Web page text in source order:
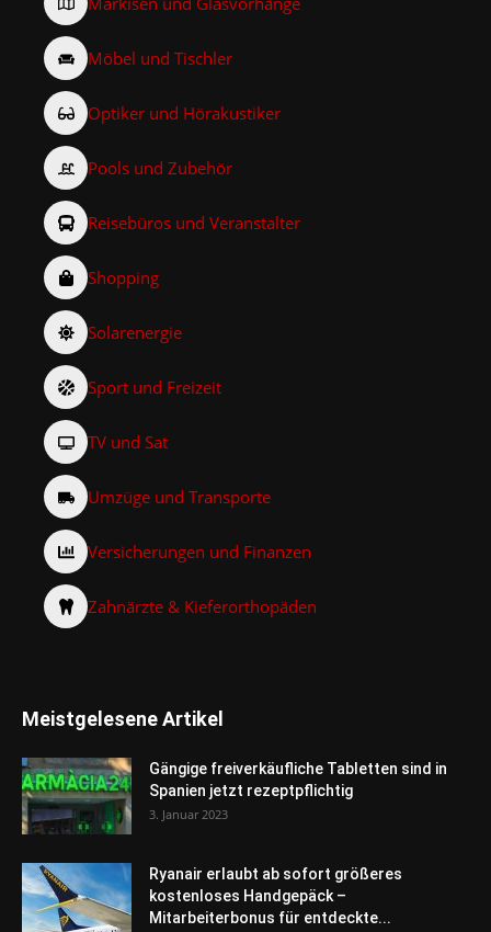
Möbel und Tischler
Optiker und Hörakustiker
Pools und Zubehör
Reisebüros und Veranstalter
Shopping
Solarenergie
Sport und Freizeit
TV und Sat
Umzüge und Transporte
Versicherungen und Finanzen
Zahnärzte & Kieferorthopäden
Meistgelesene Artikel
Gängige freiverkäufliche Tabletten sind in
Spanien jetzt rezeptpflichtig
3. Januar 2023
Ryanair erlaubt ab sofort größeres
kostenloses Handgepäck –
Mitarbeiterbonus für entdeckte...